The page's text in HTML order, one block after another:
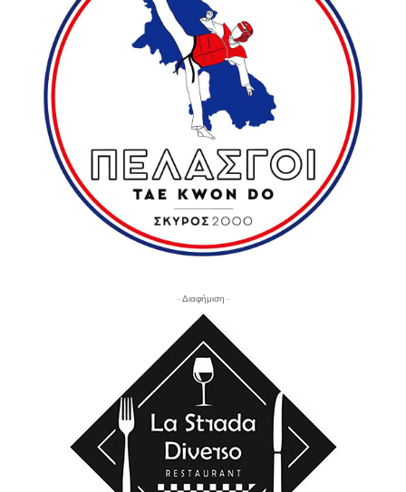
- Διαφήμιση -